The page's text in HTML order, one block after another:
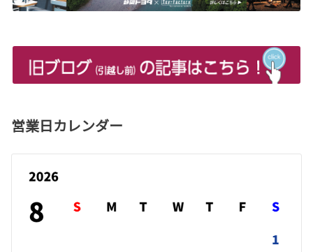
営業日カレンダー